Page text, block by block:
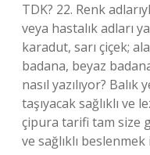
TDK? 22. Renk
veya hastalık adları
karadut, sarı çiçek;
badana, beyaz
nasıl yazılıyor?
taşıyacak sağlıklı ve
çipura tarifi tam size
ve sağlıklı